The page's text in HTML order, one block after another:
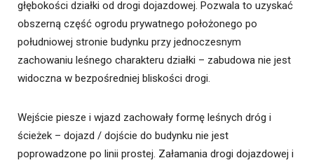
głębokości działki od drogi dojazdowej. Pozwala to uzyskać
obszerną część ogrodu prywatnego położonego po
południowej stronie budynku przy jednoczesnym
zachowaniu leśnego charakteru działki – zabudowa nie jest
widoczna w bezpośredniej bliskości drogi.
Wejście piesze i wjazd zachowały formę leśnych dróg i
ścieżek – dojazd / dojście do budynku nie jest
poprowadzone po linii prostej. Załamania drogi dojazdowej i